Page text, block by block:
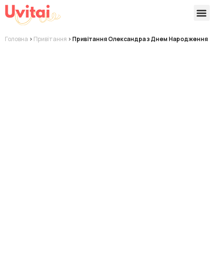
Головна > Привітання > Привітання Олександра з Днем Народження